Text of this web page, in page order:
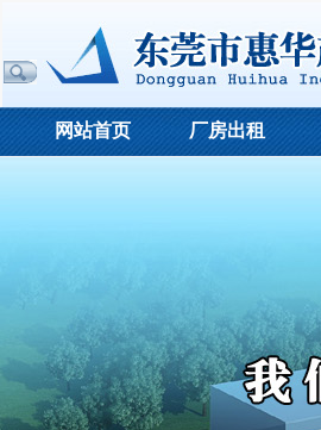
网站首页 厂房出租